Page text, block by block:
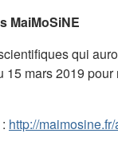
MaiMoSiNE
qui
15 mars 2019 pour
http://